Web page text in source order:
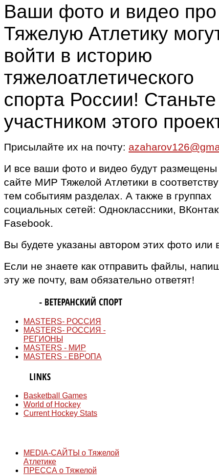
Ваши фото и видео про
Тяжелую Атлетику
войти в историю
тяжелоатлетического
спорта России! Станьте
участником этого
Присылайте их на почту:
И все ваши фото и видео будут размещены
сайте МИР Тяжелой Атлетики в
тем событиям разделах. А также в группах
социальных сетей: Одноклассники,
Fasebook.
Вы будете указаны автором этих фото или
Если не знаете как отправить файлы,
эту же почту, вам обязательно ответят!
- ВЕТЕРАНСКИЙ СПОРТ
MASTERS- РОССИЯ
MASTERS- РОССИЯ -
РЕГИОНЫ
MASTERS - МИР
MASTERS - ЕВРОПА
LINKS
Basketball Games
World of Hockey
Current Hockey Stats
MEDIA-САЙТЫ о Тяжелой
Атлетике
ПРЕССА о Тяжелой